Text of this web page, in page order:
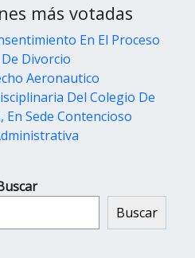
más votadas
En El Proceso
De Divorcio
Aeronautico
Del Colegio De
En Sede Contencioso
Buscar